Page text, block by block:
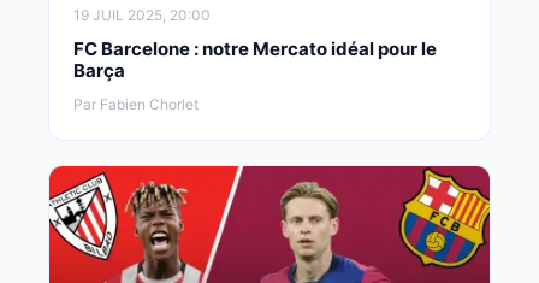
19 JUIL 2025, 20:00
FC Barcelone : notre Mercato idéal pour le
Barça
Par Fabien Chorlet